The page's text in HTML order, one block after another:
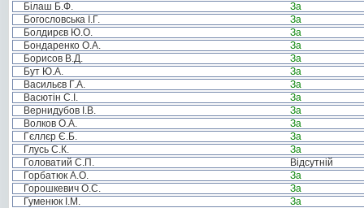
Білаш Б.Ф.
За
Богословська І.Г.
За
Болдирєв Ю.О.
За
Бондаренко О.А.
За
Борисов В.Д.
За
Бут Ю.А.
За
Васильєв Г.А.
За
Васютін С.І.
За
Вернидубов І.В.
За
Волков О.А.
За
Гєллєр Є.Б.
За
Глусь С.К.
За
Головатий С.П.
Відсутній
Горбатюк А.О.
За
Горошкевич О.С.
За
Гуменюк І.М.
За